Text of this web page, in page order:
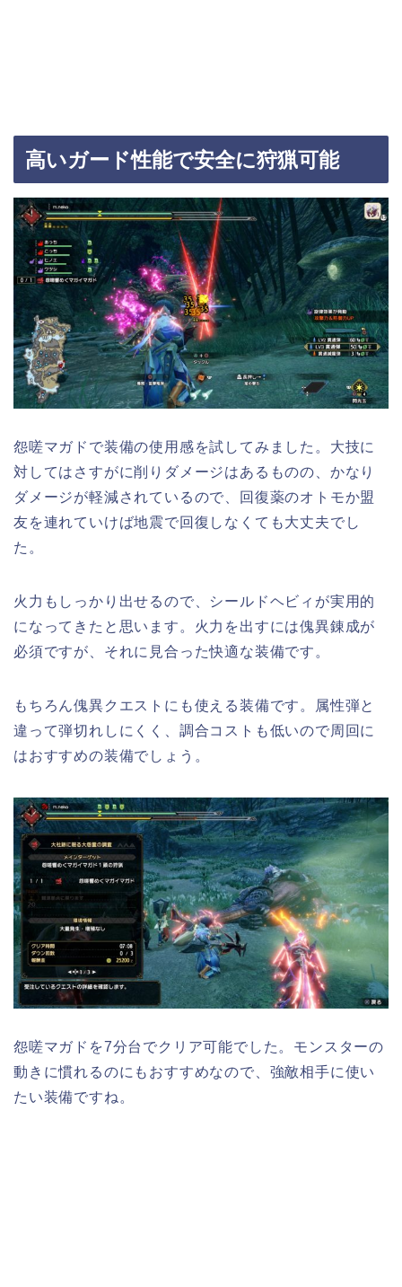
高いガード性能で安全に狩猟可能
怨嗟マガドで装備の使用感を試してみました。大技に
対してはさすがに削りダメージはあるものの、かなり
ダメージが軽減されているので、回復薬のオトモか盟
友を連れていけば地震で回復しなくても大丈夫でし
た。
火力もしっかり出せるので、シールドヘビィが実用的
になってきたと思います。火力を出すには傀異錬成が
必須ですが、それに見合った快適な装備です。
もちろん傀異クエストにも使える装備です。属性弾と
違って弾切れしにくく、調合コストも低いので周回に
はおすすめの装備でしょう。
怨嗟マガドを7分台でクリア可能でした。モンスターの
動きに慣れるのにもおすすめなので、強敵相手に使い
たい装備ですね。